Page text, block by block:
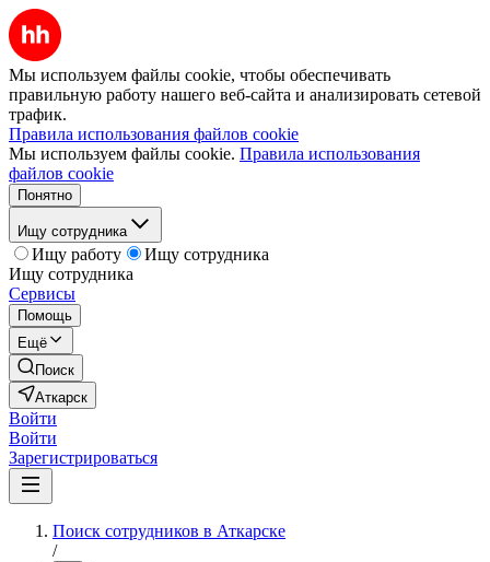
Мы используем файлы cookie, чтобы обеспечивать
правильную работу нашего веб-сайта и анализировать сетевой
трафик.
Правила использования файлов cookie
Мы используем файлы cookie. Правила использования
файлов cookie
Понятно
Ищу сотрудника
Ищу работу
Ищу сотрудника
Ищу сотрудника
Сервисы
Помощь
Ещё
Поиск
Аткарск
Войти
Войти
Зарегистрироваться
Поиск сотрудников в Аткарске
/